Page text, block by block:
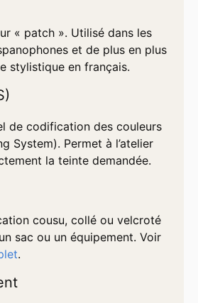
« patch ». Utilisé dans les
et de plus en plus
stylistique en français.
de codification des couleurs
System). Permet à l’atelier
la teinte demandée.
cousu, collé ou velcroté
sac ou un équipement. Voir
.